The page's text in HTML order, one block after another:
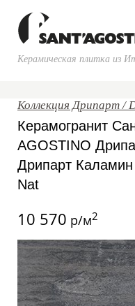
Керамическая плитка из
Коллекция Дрипарт /
Керамогранит
AGOSTINO
Дрипарт
Nat
10 570 р/м2